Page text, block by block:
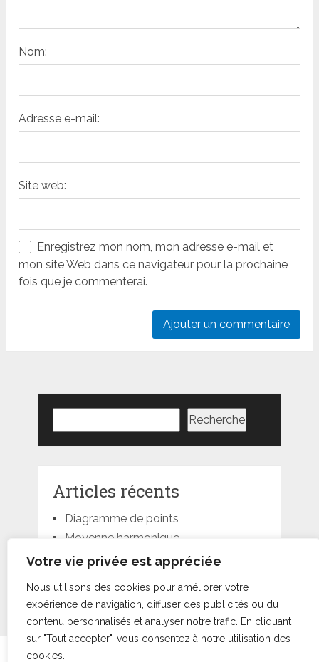
Votre vie privée est appréciée
Nous utilisons des cookies pour améliorer votre
expérience de navigation, diffuser des publicités ou du
contenu personnalisés et analyser notre trafic. En cliquant
sur "Tout accepter", vous consentez à notre utilisation des
cookies.
Nom:
Adresse e-mail:
Site web:
Enregistrez mon nom, mon adresse e-mail et
mon site Web dans ce navigateur pour la prochaine
fois que je commenterai.
Recherche
Articles récents
Diagramme de points
Moyenne harmonique
Moyenne géométrique
Moyenne pondérée
Statorials